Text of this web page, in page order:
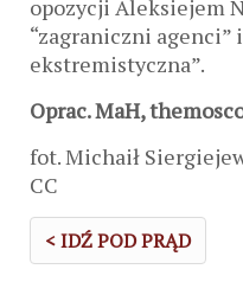
opozycji Aleksiejem
“zagraniczni agenci”
ekstremistyczna”.
Oprac. MaH,
fot. Michaił
CC
< IDŹ POD PRĄD